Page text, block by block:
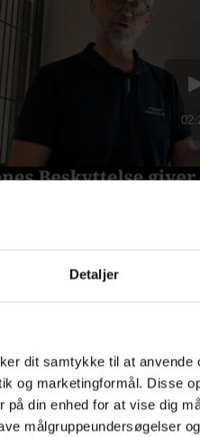
Detaljer
dit samtykke til at anvende
og marketingformål. Disse
på din enhed for at vise dig
målgruppeundersøgelser